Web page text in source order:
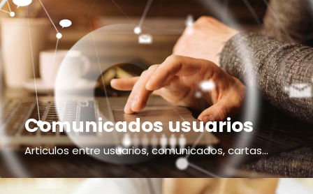
Comunicados usuarios
Articulos entre usuarios, comunicados, cartas...